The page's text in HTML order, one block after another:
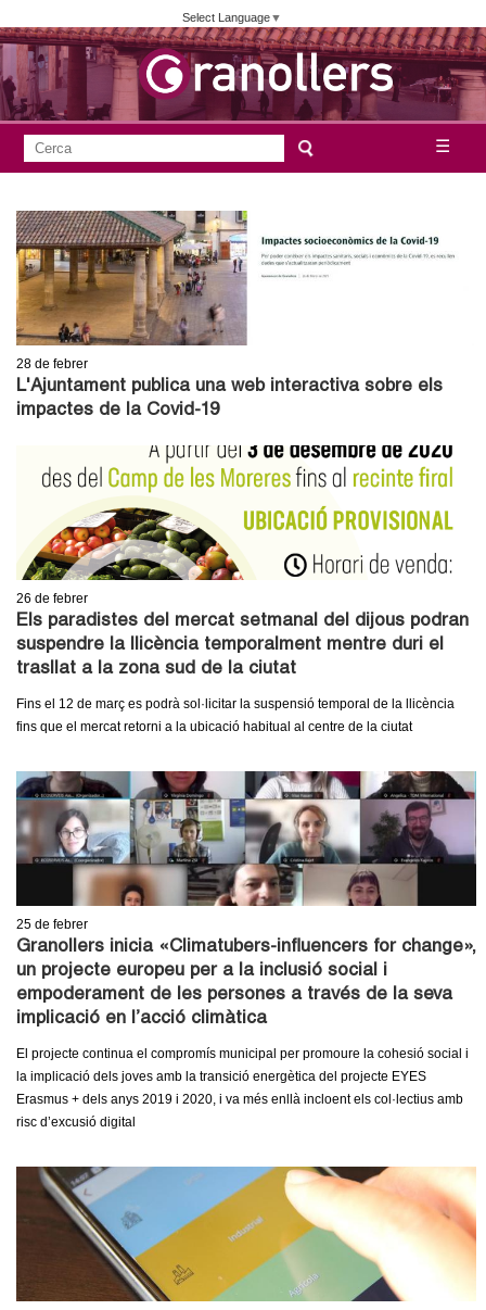
Vés
al
contingut
Select Language▼
m
G
☰
F
r
m
u
l
a
r
i
r
c
a
e
a
28 de febrer
L'Ajuntament publica una web interactiva sobre els
impactes de la Covid-19
26 de febrer
Els paradistes del mercat setmanal del dijous podran
suspendre la llicència temporalment mentre duri el
trasllat a la zona sud de la ciutat
Fins el 12 de març es podrà sol·licitar la suspensió temporal de la llicència
fins que el mercat retorni a la ubicació habitual al centre de la ciutat
25 de febrer
Granollers inicia «Climatubers-influencers for change»,
un projecte europeu per a la inclusió social i
empoderament de les persones a través de la seva
implicació en l’acció climàtica
El projecte continua el compromís municipal per promoure la cohesió social i
la implicació dels joves amb la transició energètica del projecte EYES
Erasmus + dels anys 2019 i 2020, i va més enllà incloent els col·lectius amb
risc d’excusió digital